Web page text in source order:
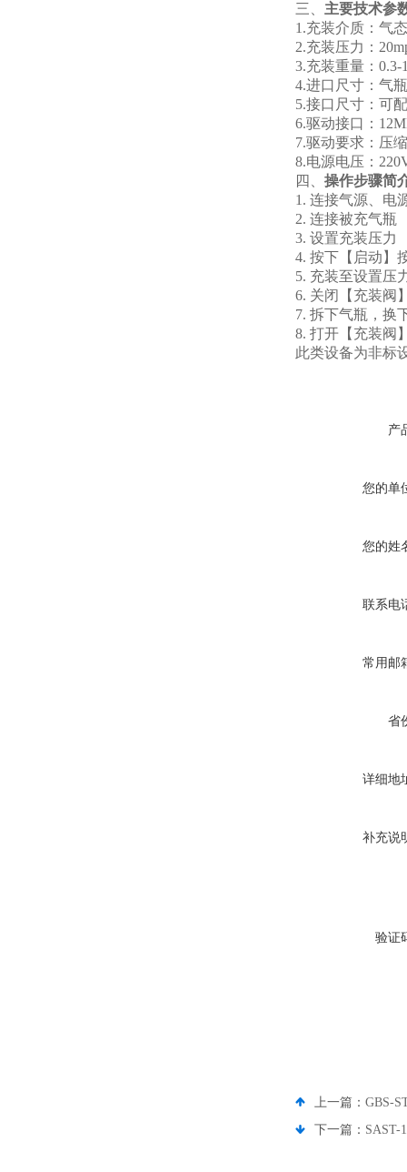
三、 主要技术参
1.充装介质：气
2.充装压力：
3.充装重量：
4.进口尺寸：气
5.接口尺寸：可
6.驱动接口：
7.驱动要求：压
8.电源电压：
四、 操作步骤简
1. 连接气源、电
2. 连接被充气瓶
3. 设置充装压力
4. 按下【启动】
5. 充装至设置压
6. 关闭【充装阀
7. 拆下气瓶，换
8. 打开【充装阀
此类设备为非标
产
您的单
您的姓
联系电
常用邮
省
详细地
补充说
验证
上一篇： GBS-
下一篇： SAST-